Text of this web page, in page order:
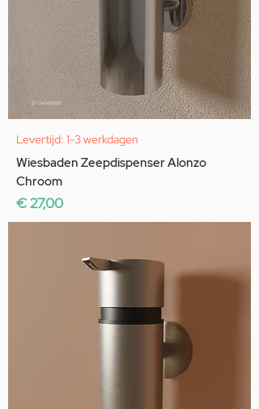
Levertijd: 1-3 werkdagen
Wiesbaden Zeepdispenser Alonzo
Chroom
Prijs
€ 27,00